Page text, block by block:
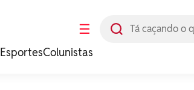
☰
EsportesColunistas